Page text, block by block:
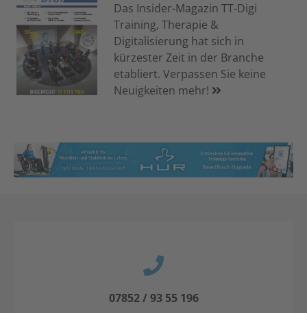
Das Insider-Magazin TT-Digi
Training, Therapie &
Digitalisierung hat sich in
kürzester Zeit in der Branche
etabliert. Verpassen Sie keine
Neuigkeiten mehr!
07852 / 93 55 196